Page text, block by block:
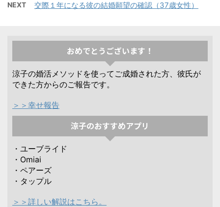
NEXT 交際１年になる彼の結婚願望の確認（37歳女性）
おめでとうございます！
涼子の婚活メソッドを使ってご成婚された方、彼氏が
できた方からのご報告です。
＞＞幸せ報告
涼子のおすすめアプリ
・ユーブライド
・Omiai
・ペアーズ
・タップル
＞＞詳しい解説はこちら。